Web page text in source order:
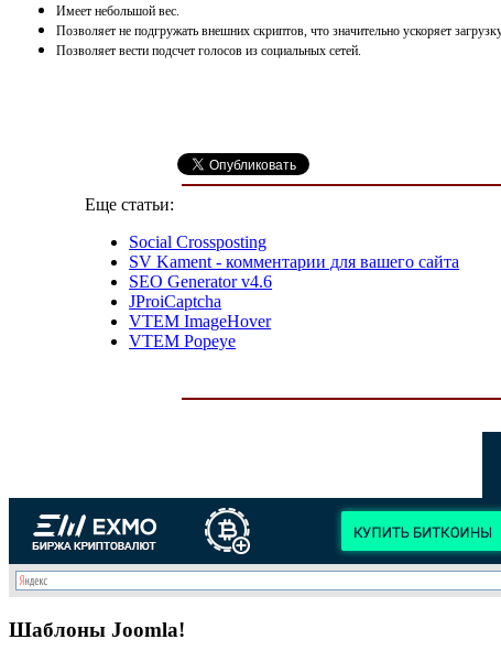
Имеет небольшой вес.
Позволяет не подгружать внешних скриптов, что значительно ускоряет
Позволяет вести подсчет голосов из социальных сетей.
Еще статьи:
Social Crossposting
SV Kament - комментарии для вашего сайта
SEO Generator v4.6
JProiCaptcha
VTEM ImageHover
VTEM Popeye
Шаблоны Joomla!